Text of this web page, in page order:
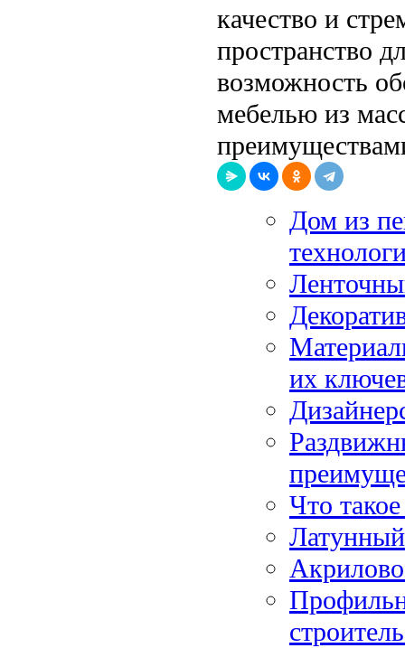
качество и
пространство
возможность
мебелью из
Дом из
их
Что
Латунный